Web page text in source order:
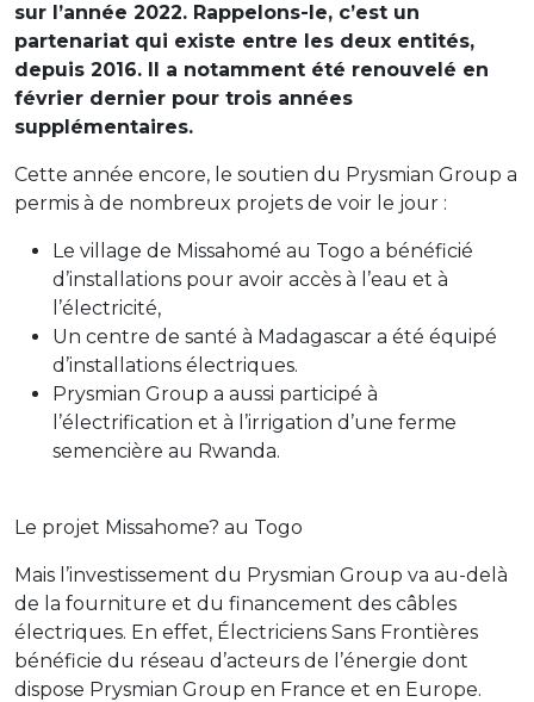
sur l’année 2022. Rappelons-le, c’est un
partenariat qui existe entre les deux entités,
depuis 2016. Il a notamment été renouvelé en
février dernier pour trois années
supplémentaires.
Cette année encore, le soutien du Prysmian Group a
permis à de nombreux projets de voir le jour :
Le village de Missahomé au Togo a bénéficié
d’installations pour avoir accès à l’eau et à
l’électricité,
Un centre de santé à Madagascar a été équipé
d’installations électriques.
Prysmian Group a aussi participé à
l’électrification et à l’irrigation d’une ferme
semencière au Rwanda.
Le projet Missahome? au Togo
Mais l’investissement du Prysmian Group va au-delà
de la fourniture et du financement des câbles
électriques. En effet, Électriciens Sans Frontières
bénéficie du réseau d’acteurs de l’énergie dont
dispose Prysmian Group en France et en Europe.